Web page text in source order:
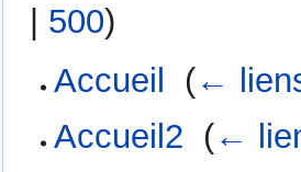
| 500)
Accueil
(←
Accueil2 (←